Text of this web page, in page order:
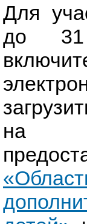
Для
до 31
на